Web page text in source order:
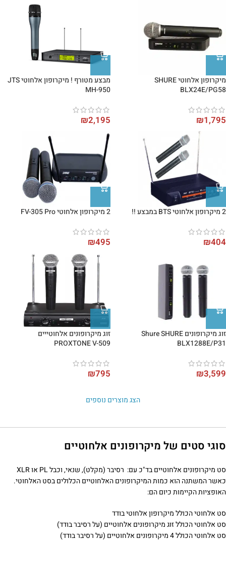
מיקרופון אלחוטי SHURE
BLX24E/PG58
₪1,795
מבצע מטורף ! מיקרופון אלחוטי JTS
MH-950
₪2,195
2 מיקרופון אלחוטי BTS במבצע !!
₪404
2 מיקרופון אלחוטי FV-305 Pro
₪495
זוג מיקרופונים Shure SHURE
BLX1288E/P31
₪3,599
זוג מיקרופונים אלחוטייים
PROXTONE V-509
₪795
הצג מוצרים נוספים
סוגי סטים של מיקרופונים אלחוטיים
סט מיקרופונים אלחוטיים בד"כ עם: רסיבר (מקלט), שנאי, וכבל PL או XLR
כאשר המשתנה הוא כמות המיקרופונים האלחוטיים הכלולים בסט האלחוטי.
האופציות הקיימות כיום הם:
סט אלחוטי הכולל מיקרופון אלחוטי בודד
סט אלחוטי הכולל זוג מיקרופונים אלחוטיים (על רסיבר בודד)
סט אלחוטי הכולל 4 מיקרופונים אלחוטיים (על רסיבר בודד)